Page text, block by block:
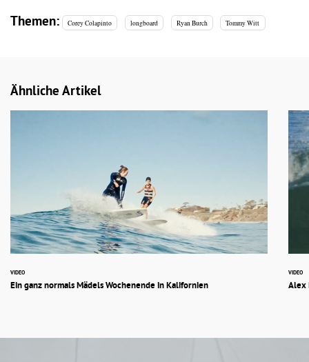
Themen: Corey Colapinto longboard Ryan Burch Tommy Witt
Ähnliche Artikel
VIDEO
Ein ganz normals Mädels Wochenende in Kalifornien
VIDEO
Alex